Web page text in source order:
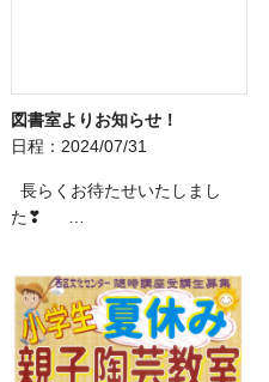
図書室よりお知らせ！
日程：2024/07/31
長らくお待たせいたしまし
た❣ …